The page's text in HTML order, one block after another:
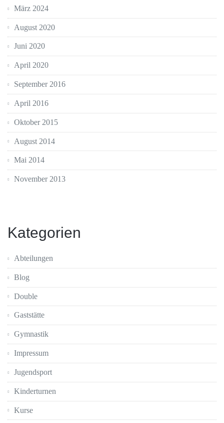
März 2024
August 2020
Juni 2020
April 2020
September 2016
April 2016
Oktober 2015
August 2014
Mai 2014
November 2013
Kategorien
Abteilungen
Blog
Double
Gaststätte
Gymnastik
Impressum
Jugendsport
Kinderturnen
Kurse